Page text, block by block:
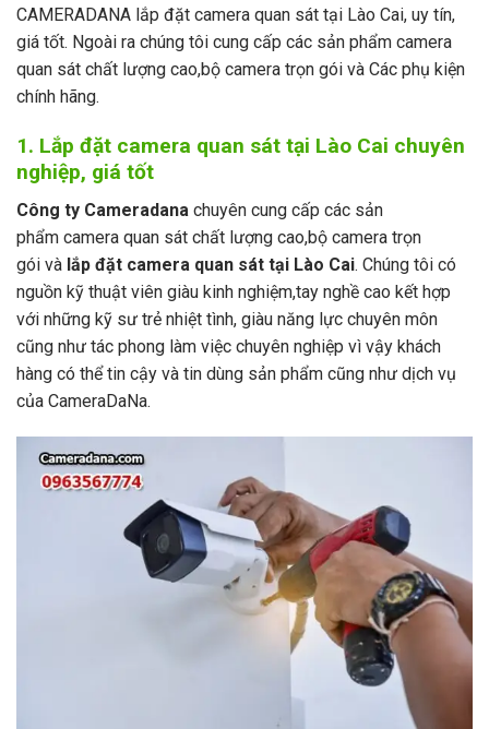
CAMERADANA lắp đặt camera quan sát tại Lào Cai, uy tín,
giá tốt. Ngoài ra chúng tôi cung cấp các sản phẩm camera
quan sát chất lượng cao,bộ camera trọn gói và Các phụ kiện
chính hãng.
1. Lắp đặt camera quan sát tại Lào Cai chuyên
nghiệp, giá tốt
Công ty Cameradana chuyên cung cấp các sản
phẩm camera quan sát chất lượng cao,bộ camera trọn
gói và lắp đặt camera quan sát tại Lào Cai. Chúng tôi có
nguồn kỹ thuật viên giàu kinh nghiệm,tay nghề cao kết hợp
với những kỹ sư trẻ nhiệt tình, giàu năng lực chuyên môn
cũng như tác phong làm việc chuyên nghiệp vì vậy khách
hàng có thể tin cậy và tin dùng sản phẩm cũng như dịch vụ
của CameraDaNa.